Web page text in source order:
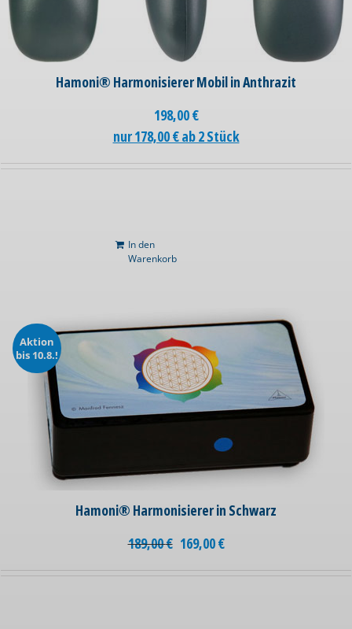
Hamoni® Harmonisierer Mobil in Anthrazit
198,00€
nur 178,00 € ab 2 Stück
In den
Warenkorb
Aktion
bis 10.8.!
Hamoni® Harmonisierer in Schwarz
189,00€ 169,00€